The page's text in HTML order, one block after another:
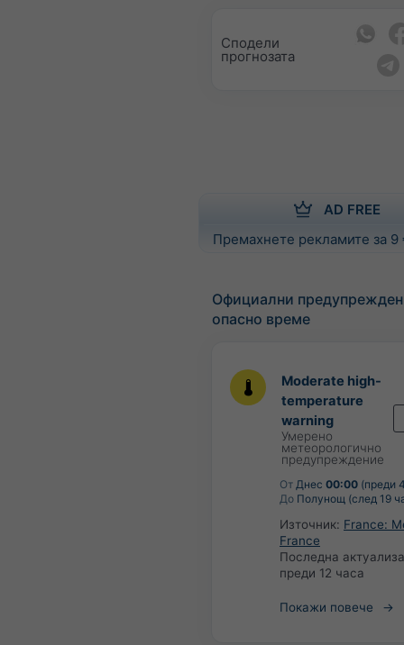
Сподели
прогнозата
AD FREE
Премахнете рекламите за
Официални
опасно време
Moderate high-
temperature
warning
Умерено
метеорологично
предупреждение
От Днес 00:00 (преди
До Полунощ (след 19
Източник: France:
France
Последна
преди 12 часа
Покажи повече